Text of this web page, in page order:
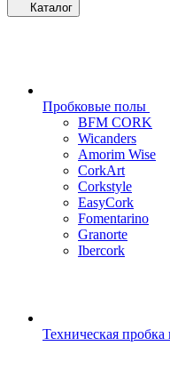
Каталог
Пробковые полы
BFM CORK
Wicanders
Amorim Wise
CorkArt
Corkstyle
EasyCork
Fomentarino
Granorte
Ibercork
Техническая пробка